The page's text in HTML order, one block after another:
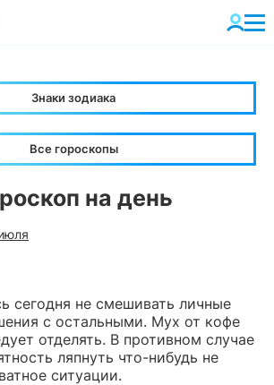
Знаки зодиака
на день
сегодня не смешивать личные
с остальными. Мух от кофе
отделять. В противном случае
ляпнуть что-нибудь не
ситуации.
Все гороскопы